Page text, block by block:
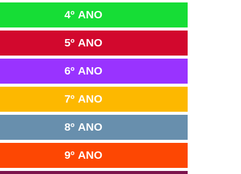
4º ANO
5º ANO
6º ANO
7º ANO
8º ANO
9º ANO